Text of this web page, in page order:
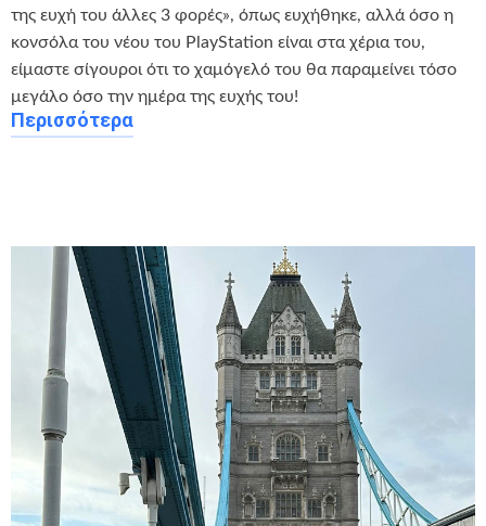
της ευχή του άλλες 3 φορές», όπως ευχήθηκε, αλλά όσο η
κονσόλα του νέου του PlayStation είναι στα χέρια του,
είμαστε σίγουροι ότι το χαμόγελό του θα παραμείνει τόσο
μεγάλο όσο την ημέρα της ευχής του!
Περισσότερα